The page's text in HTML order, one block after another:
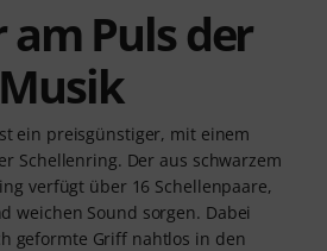
Puls der
Musik
ein preisgünstiger, mit einem
Schellenring. Der aus schwarzem
verfügt über 16 Schellenpaare,
weichen Sound sorgen. Dabei
geformte Griff nahtlos in den